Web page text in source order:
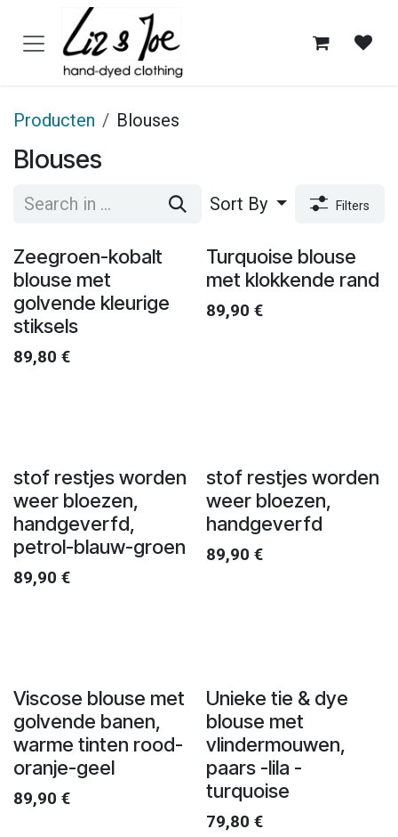
Overslaan naar inhoud
Producten Blouses
Blouses
Sort By Filters
Zeegroen-kobalt
blouse met
golvende kleurige
stiksels
89,80 €
Turquoise blouse
met klokkende rand
89,90 €
stof restjes worden
weer bloezen,
handgeverfd,
petrol-blauw-groen
89,90 €
stof restjes worden
weer bloezen,
handgeverfd
89,90 €
Viscose blouse met
golvende banen,
warme tinten rood-
oranje-geel
89,90 €
Unieke tie & dye
blouse met
vlindermouwen,
paars -lila -
turquoise
79,80 €